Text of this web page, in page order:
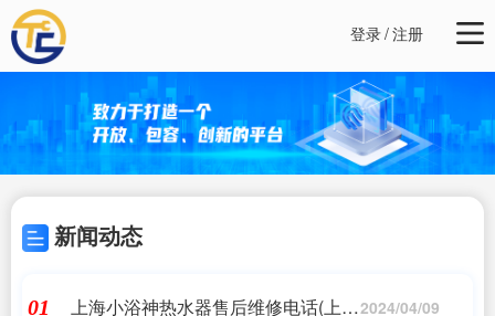
登录/注册
新闻动态
01
上海小浴神热水器售后维修电话(上海2024/04/09